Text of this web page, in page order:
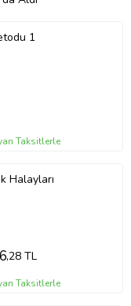
1
Taksitlerle
Halayları
,28 TL
Taksitlerle